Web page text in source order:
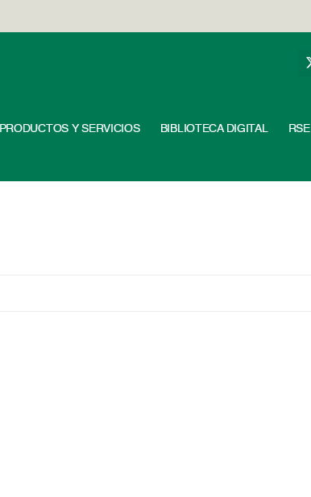
PRODUCTOS Y SERVICIOS BIBLIOTECA DIGITAL RSE